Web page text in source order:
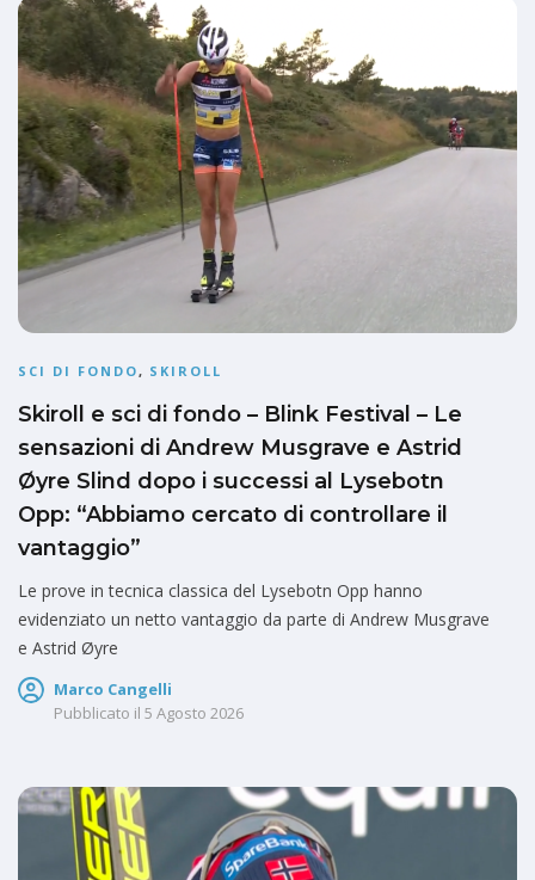
SCI DI FONDO, SKIROLL
Skiroll e sci di fondo – Blink Festival – Le
sensazioni di Andrew Musgrave e Astrid
Øyre Slind dopo i successi al Lysebotn
Opp: “Abbiamo cercato di controllare il
vantaggio”
Le prove in tecnica classica del Lysebotn Opp hanno
evidenziato un netto vantaggio da parte di Andrew Musgrave
e Astrid Øyre
Marco Cangelli
Pubblicato il 5 Agosto 2026